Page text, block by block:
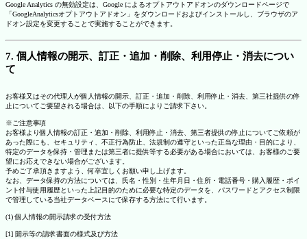
Google Analytics の無効設定は、Google によるオプトアウトアドオンのダウンロードページで
「GoogleAnalyticsオプトアウトアドオン」をダウンロードおよびインストールし、ブラウザのア
ドオン設定を変更することで実施することができます。
7. 個人情報の開示、訂正・追加・削除、利用停止・消去につい
て
お客様又はその代理人が個人情報の開示、訂正・追加・削除、利用停止・消去、第三社提供の停
止についてご要望される場合は、以下の手順によりご請求下さい。
※ご注意事項
お客様より個人情報の訂正・追加・削除、利用停止・消去、第三者提供の停止についてご依頼が
あった際にも、セキュリティ、不正行為防止、法規制の遵守といった正当な理由・目的により、
特定のデータを保持・管理または第三者に提供等する必要がある場合においては、お客様のご要
望にお応えできない場合がございます。
予めご了承頂きますよう、何卒宜しくお願い申し上げます。
なお、データ保持の方法については、氏名・性別・生年月日・住所・電話番号・購入履歴・ポイ
ント付与使用履歴といった上記目的のために必要な特定のデータを、パスワードとアクセス制限
で管理している当社データベースにて保存する方法にて行います。
(1) 個人情報の開示請求の受付方法
[1] 開示等の請求書面の様式及び方法